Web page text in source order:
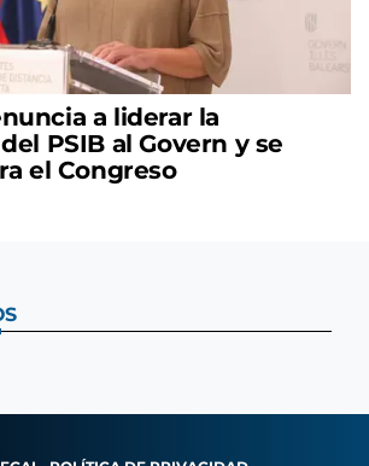
a liderar la
PSIB al Govern y se
el Congreso